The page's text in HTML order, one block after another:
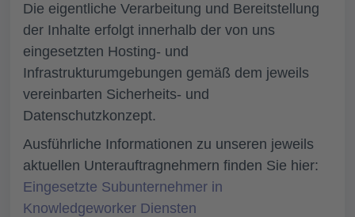
Die eigentliche Verarbeitung und Bereitstellung
der Inhalte erfolgt innerhalb der von uns
eingesetzten Hosting- und
Infrastrukturumgebungen gemäß dem jeweils
vereinbarten Sicherheits- und
Datenschutzkonzept.
Ausführliche Informationen zu unseren jeweils
aktuellen Unterauftragnehmern finden Sie hier:
Eingesetzte Subunternehmer in
Knowledgeworker Diensten